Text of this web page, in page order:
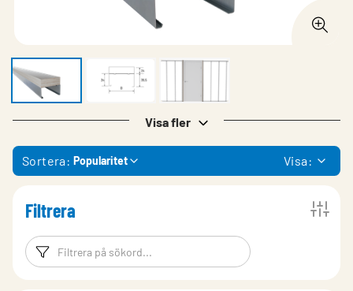
Visa fler
Sortera: Popularitet Visa:
Filtrera
Filtreringsord Filtrera